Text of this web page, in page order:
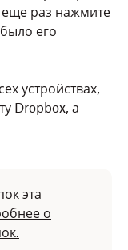
еще раз нажмите
его
устройствах,
Dropbox, а
эта
о